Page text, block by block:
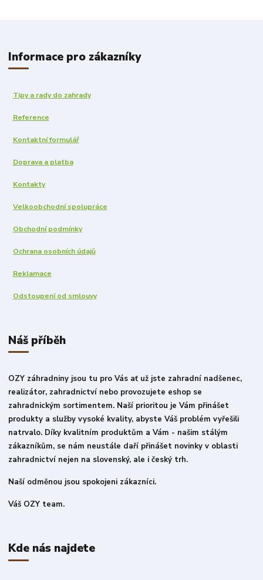
Informace pro zákazníky
Tipy a rady do zahrady
Reference
Kontaktní formulář
Doprava a platba
Kontakty
Velkoobchodní spolupráce
Obchodní podmínky
Ochrana osobních údajů
Reklamace
Odstoupení od smlouvy
Náš příběh
OZY záhradniny jsou tu pro Vás ať už jste zahradní nadšenec,
realizátor, zahradnictví nebo provozujete eshop se
zahradnickým sortimentem. Naší prioritou je Vám přinášet
produkty a služby vysoké kvality, abyste Váš problém vyřešili
natrvalo. Díky kvalitním produktům a Vám - našim stálým
zákazníkům, se nám neustále daří přinášet novinky v oblasti
zahradnictví nejen na slovenský, ale i český trh.
Naší odměnou jsou spokojeni zákazníci.
Váš OZY team.
Kde nás najdete